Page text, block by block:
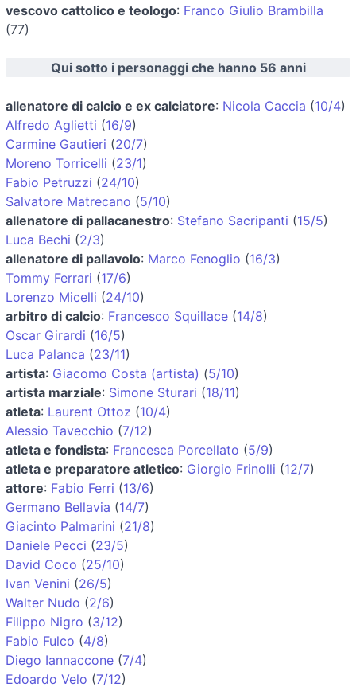
vescovo cattolico e teologo: Franco Giulio Brambilla
(77)
Qui sotto i personaggi che hanno 56 anni
allenatore di calcio e ex calciatore: Nicola Caccia (10/4)
Alfredo Aglietti (16/9)
Carmine Gautieri (20/7)
Moreno Torricelli (23/1)
Fabio Petruzzi (24/10)
Salvatore Matrecano (5/10)
allenatore di pallacanestro: Stefano Sacripanti (15/5)
Luca Bechi (2/3)
allenatore di pallavolo: Marco Fenoglio (16/3)
Tommy Ferrari (17/6)
Lorenzo Micelli (24/10)
arbitro di calcio: Francesco Squillace (14/8)
Oscar Girardi (16/5)
Luca Palanca (23/11)
artista: Giacomo Costa (artista) (5/10)
artista marziale: Simone Sturari (18/11)
atleta: Laurent Ottoz (10/4)
Alessio Tavecchio (7/12)
atleta e fondista: Francesca Porcellato (5/9)
atleta e preparatore atletico: Giorgio Frinolli (12/7)
attore: Fabio Ferri (13/6)
Germano Bellavia (14/7)
Giacinto Palmarini (21/8)
Daniele Pecci (23/5)
David Coco (25/10)
Ivan Venini (26/5)
Walter Nudo (2/6)
Filippo Nigro (3/12)
Fabio Fulco (4/8)
Diego Iannaccone (7/4)
Edoardo Velo (7/12)